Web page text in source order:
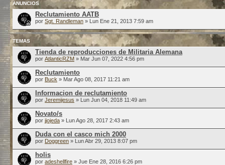
ANUNCIOS
Reclutamiento AATB
por Sgt. Randleman » Lun Ene 21, 2013 7:59 am
TEMAS
Tienda de reproducciones de Militaria Alemana
por AtlanticRZM » Mar Jun 07, 2022 4:56 pm
Reclutamiento
por Buck » Mar Ago 08, 2017 11:21 am
Informacion de reclutamiento
por Jeremijesus » Lun Jun 04, 2018 11:49 am
Novato/s
por jjojeda » Lun Ago 28, 2017 2:43 am
Duda con el casco mich 2000
por Doggreen » Lun Abr 29, 2013 8:07 pm
holis
por adeshellfire » Jue Ene 28, 2016 6:26 pm